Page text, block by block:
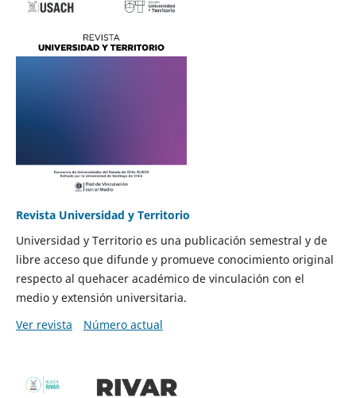
Revista Universidad y Territorio
Universidad y Territorio es una publicación semestral y de
libre acceso que difunde y promueve conocimiento original
respecto al quehacer académico de vinculación con el
medio y extensión universitaria.
Ver revista
Número actual